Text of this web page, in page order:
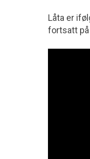
Låta er
fortsatt